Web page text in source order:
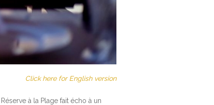
Click here for English version
à la Plage fait écho à un